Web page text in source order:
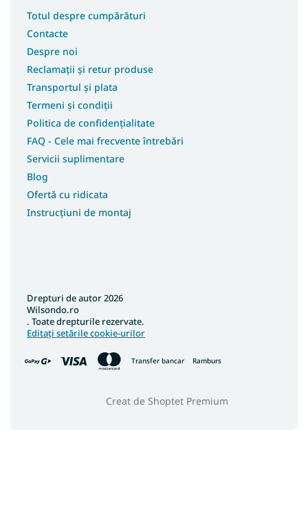
Totul despre cumpărături
Contacte
Despre noi
Reclamații și retur produse
Transportul și plata
Termeni și condiții
Politica de confidențialitate
FAQ - Cele mai frecvente întrebări
Servicii suplimentare
Blog
Ofertă cu ridicata
Instrucțiuni de montaj
Transfer bancar Ramburs
Creat de Shoptet Premium
Drepturi de autor 2026
Wilsondo.ro
. Toate drepturile rezervate.
Editați setările cookie-urilor